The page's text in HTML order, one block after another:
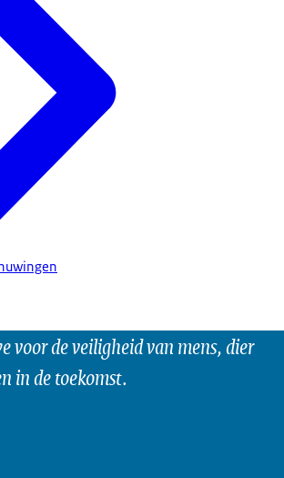
voor de veiligheid van mens, dier
in de toekomst.